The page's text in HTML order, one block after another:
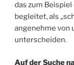
das zum
begleitet, als
angenehme von
unterscheiden.
Auf der Suche